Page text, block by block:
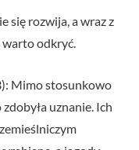
się rozwija, a wraz z
warto odkryć.
Mimo stosunkowo
uznanie. Ich